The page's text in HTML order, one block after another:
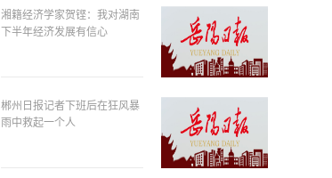
湘籍经济学家贺铿：我对湖南
下半年经济发展有信心
郴州日报记者下班后在狂风暴
雨中救起一个人